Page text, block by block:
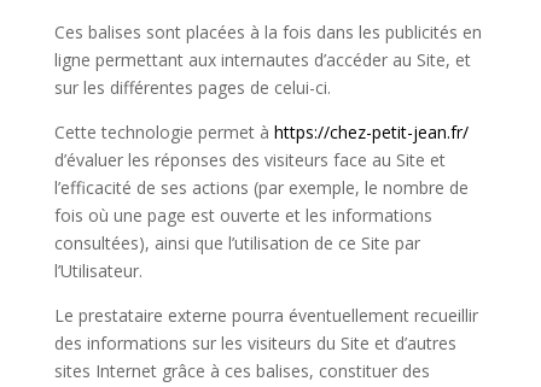
Ces balises sont placées à la fois dans les publicités en
ligne permettant aux internautes d’accéder au Site, et
sur les différentes pages de celui-ci.
Cette technologie permet à https://chez-petit-jean.fr/
d’évaluer les réponses des visiteurs face au Site et
l’efficacité de ses actions (par exemple, le nombre de
fois où une page est ouverte et les informations
consultées), ainsi que l’utilisation de ce Site par
l’Utilisateur.
Le prestataire externe pourra éventuellement recueillir
des informations sur les visiteurs du Site et d’autres
sites Internet grâce à ces balises, constituer des